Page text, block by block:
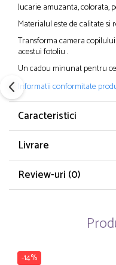
Jucarie amuzanta, colorata,
Materialul este de calitate si
Transforma camera
acestui fotoliu .
Un cadou minunat pentru
Informatii conformitate
Caracteristici
Livrare
Review-uri (0)
-14%